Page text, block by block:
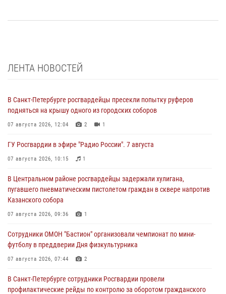
ЛЕНТА НОВОСТЕЙ
В Санкт-Петербурге росгвардейцы пресекли попытку руферов
подняться на крышу одного из городских соборов
07 августа 2026, 12:04 2 1
ГУ Росгвардии в эфире "Радио России". 7 августа
07 августа 2026, 10:15 1
В Центральном районе росгвардейцы задержали хулигана,
пугавшего пневматическим пистолетом граждан в сквере напротив
Казанского собора
07 августа 2026, 09:36 1
Сотрудники ОМОН "Бастион" организовали чемпионат по мини-
футболу в преддверии Дня физкультурника
07 августа 2026, 07:44 2
В Санкт-Петербурге сотрудники Росгвардии провели
профилактические рейды по контролю за оборотом гражданского